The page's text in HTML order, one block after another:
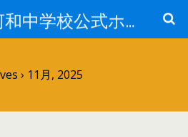
美浜町立河和中学校公式ホームページ
› 11月, 2025